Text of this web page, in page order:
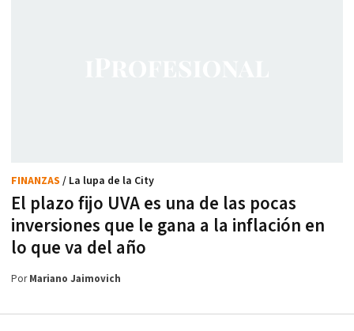
El plazo fijo UVA es una de las pocas
inversiones que le gana a la inflación en
lo que va del año
FINANZAS / La lupa de la City
PorMariano Jaimovich